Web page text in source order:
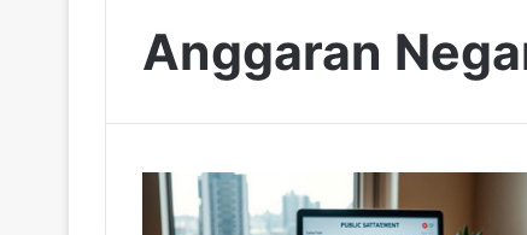
Anggaran